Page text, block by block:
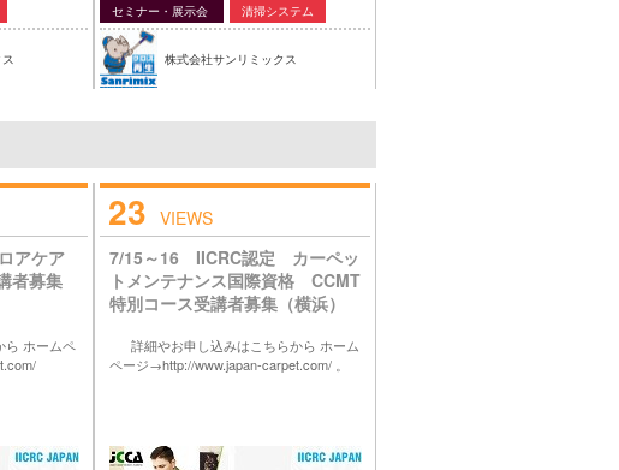
セミナー・展示会 清掃システム
株式会社サンリミックス
アケア
者募集
ら ホームペ
23 VIEWS
7/15～16 IICRC認定 カーペッ
トメンテナンス国際資格 CCMT
特別コース受講者募集（横浜）
詳細やお申し込みはこちらから ホーム
ページ→http://www.japan-carpet.com/ 。